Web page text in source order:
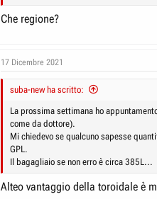
Che regione?
17 Dicembre 2021
suba-new ha scritto:
La prossima settimana ho
come da dottore).
Mi chiedevo se qualcuno sapesse
GPL.
Il bagagliaio se non erro è circa 385L...
Alteo vantaggio della toroidale è